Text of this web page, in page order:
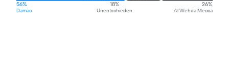
56%
Damac
18%
Unentschieden
26%
Al Wehda Mecca